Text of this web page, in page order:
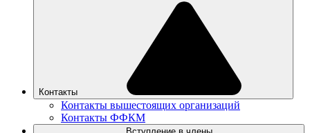
Контакты
Контакты вышестоящих организаций
Контакты ФФКМ